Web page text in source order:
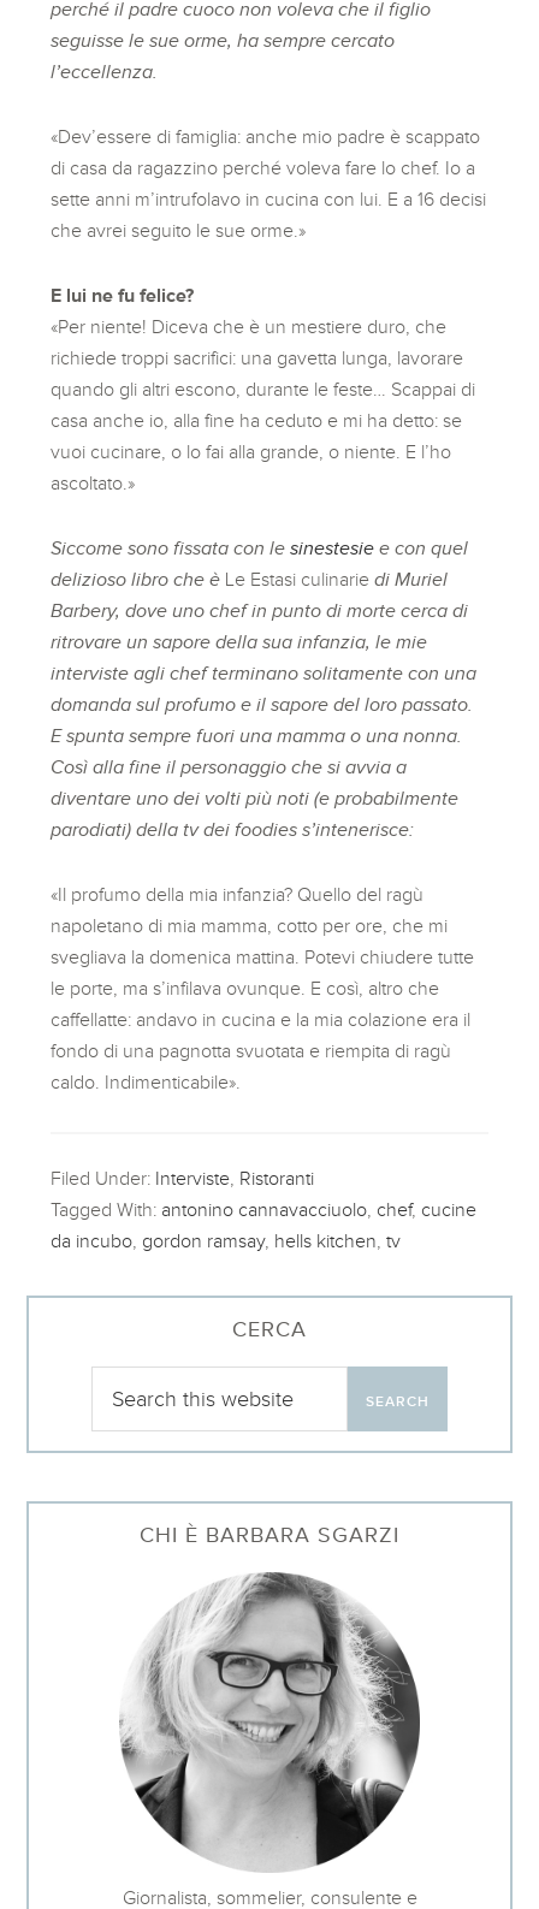
perché il padre cuoco non voleva che il figlio
seguisse le sue orme, ha sempre cercato
l’eccellenza.
«Dev’essere di famiglia: anche mio padre è scappato
di casa da ragazzino perché voleva fare lo chef. Io a
sette anni m’intrufolavo in cucina con lui. E a 16 decisi
che avrei seguito le sue orme.»
E lui ne fu felice?
«Per niente! Diceva che è un mestiere duro, che
richiede troppi sacrifici: una gavetta lunga, lavorare
quando gli altri escono, durante le feste… Scappai di
casa anche io, alla fine ha ceduto e mi ha detto: se
vuoi cucinare, o lo fai alla grande, o niente. E l’ho
ascoltato.»
Siccome sono fissata con lesinestesie e con quel
delizioso libro che è Le Estasi culinarie di Muriel
Barbery, dove uno chef in punto di morte cerca di
ritrovare un sapore della sua infanzia, le mie
interviste agli chef terminano solitamente con una
domanda sul profumo e il sapore del loro passato.
E spunta sempre fuori una mamma o una nonna.
Così alla fine il personaggio che si avvia a
diventare uno dei volti più noti (e probabilmente
parodiati) della tv dei foodies s’intenerisce:
«Il profumo della mia infanzia? Quello del ragù
napoletano di mia mamma, cotto per ore, che mi
svegliava la domenica mattina. Potevi chiudere tutte
le porte, ma s’infilava ovunque. E così, altro che
caffellatte: andavo in cucina e la mia colazione era il
fondo di una pagnotta svuotata e riempita di ragù
caldo. Indimenticabile».
Filed Under: Interviste Ristoranti
Tagged With: antonino cannavacciuolo chef, cucine
da incubo gordon ramsay, hells kitchen ,tv
CERCA
CHI È BARBARA SGARZI
Giornalista, sommelier, consulente e